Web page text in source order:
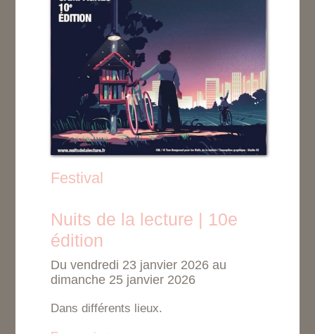
Festival
Nuits de la lecture | 10e
édition
Du vendredi 23 janvier 2026 au
dimanche 25 janvier 2026
Dans différents lieux.